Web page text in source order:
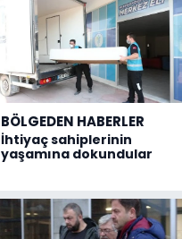
BÖLGEDEN HABERLER
İhtiyaç sahiplerinin
yaşamına dokundular